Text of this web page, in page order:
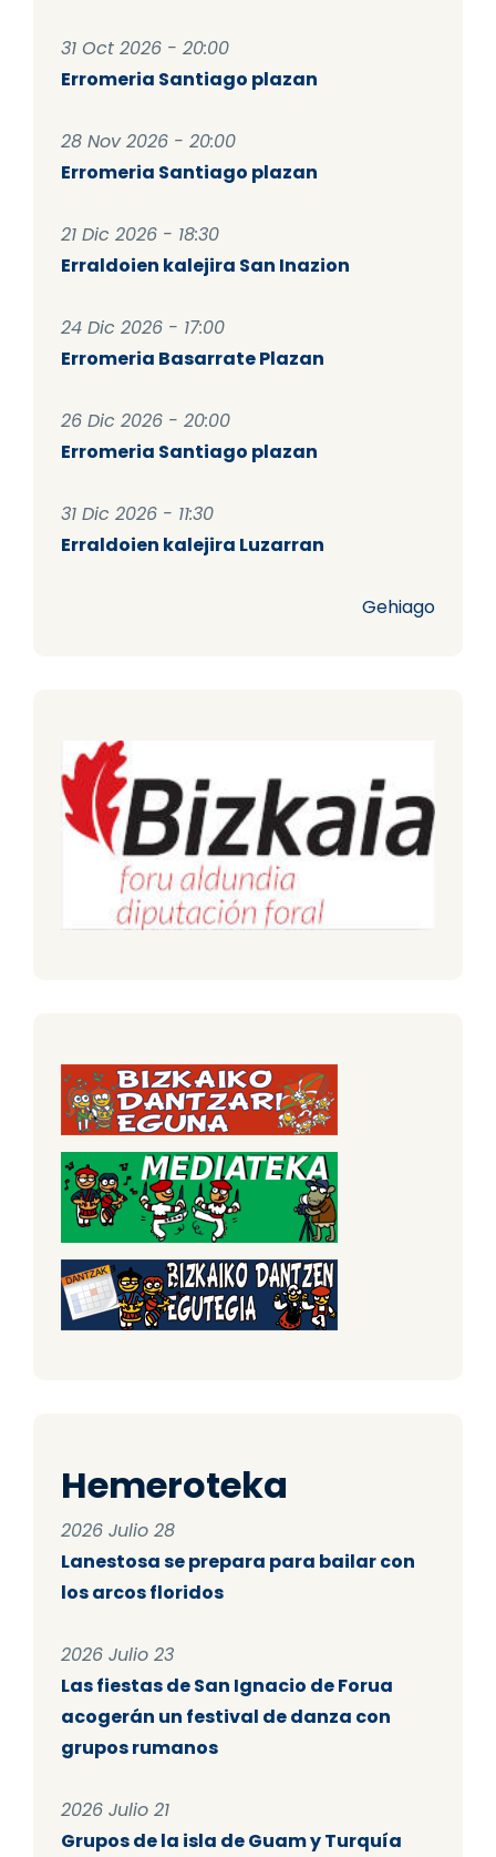
31 Oct 2026 - 20:00
Erromeria Santiago plazan
28 Nov 2026 - 20:00
Erromeria Santiago plazan
21 Dic 2026 - 18:30
Erraldoien kalejira San Inazion
24 Dic 2026 - 17:00
Erromeria Basarrate Plazan
26 Dic 2026 - 20:00
Erromeria Santiago plazan
31 Dic 2026 - 11:30
Erraldoien kalejira Luzarran
Gehiago
Hemeroteka
2026 Julio 28
Lanestosa se prepara para bailar con
los arcos floridos
2026 Julio 23
Las fiestas de San Ignacio de Forua
acogerán un festival de danza con
grupos rumanos
2026 Julio 21
Grupos de la isla de Guam y Turquía